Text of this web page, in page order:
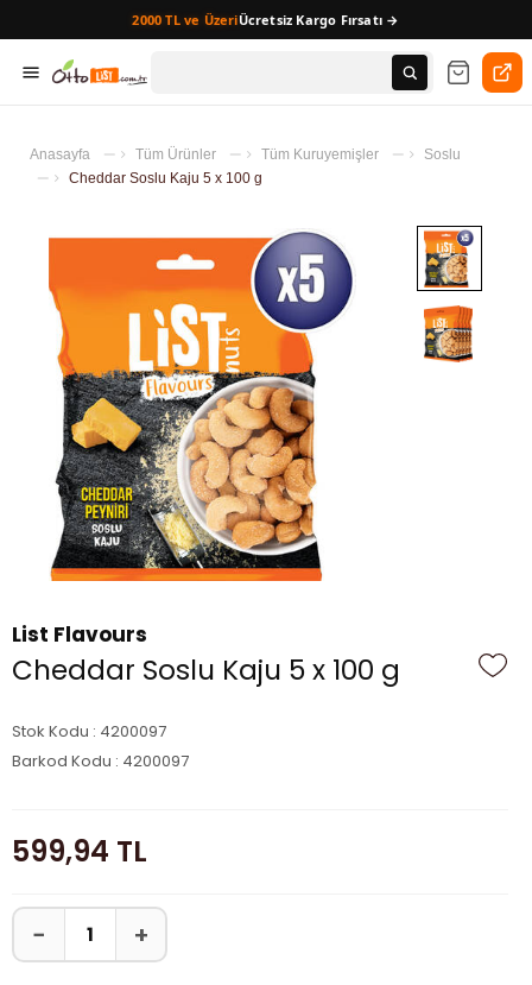
2000 TL ve ÜzeriÜcretsiz Kargo Fırsatı →
Anasayfa Tüm Ürünler Tüm Kuruyemişler
Soslu
Cheddar Soslu Kaju 5 x 100 g
List Flavours
Cheddar Soslu Kaju 5 x 100 g
Stok Kodu : 4200097
Barkod Kodu : 4200097
599,94 TL